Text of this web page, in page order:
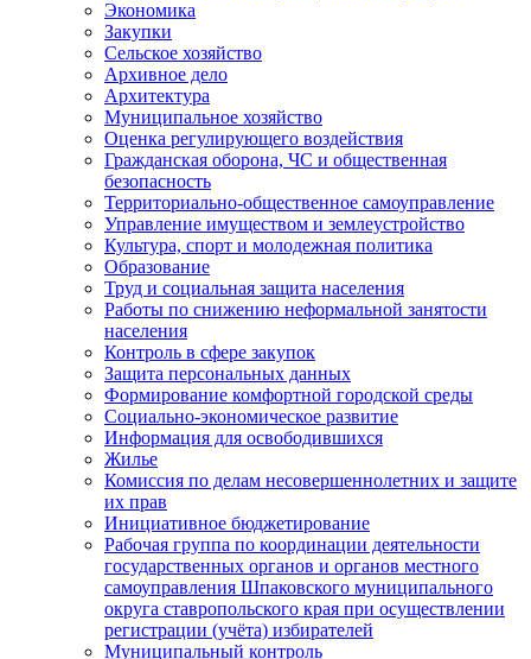
Экономика
Закупки
Сельское хозяйство
Архивное дело
Архитектура
Муниципальное хозяйство
Оценка регулирующего воздействия
Гражданская оборона, ЧС и общественная
безопасность
Территориально-общественное самоуправление
Управление имуществом и землеустройство
Культура, спорт и молодежная политика
Образование
Труд и социальная защита населения
Работы по снижению неформальной занятости
населения
Контроль в сфере закупок
Защита персональных данных
Формирование комфортной городской среды
Социально-экономическое развитие
Информация для освободившихся
Жилье
Комиссия по делам несовершеннолетних и защите
их прав
Инициативное бюджетирование
Рабочая группа по координации деятельности
государственных органов и органов местного
самоуправления Шпаковского муниципального
округа ставропольского края при осуществлении
регистрации (учёта) избирателей
Муниципальный контроль